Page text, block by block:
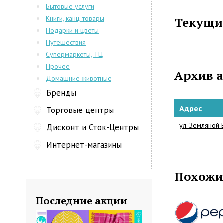
Сегодня
отличное
сравнению с
"Lipton"? А
Co - готовая
зерновые
Архив
Адрес
ул. Земляной
Бытовые услуги
Книги, канц-товары
Подарки и цветы
Путешествия
Супермаркеты, ТЦ
Прочее
Домашние животные
Бренды
Торговые центры
Дисконт и Сток-Центры
Интернет-магазины
Последние акции